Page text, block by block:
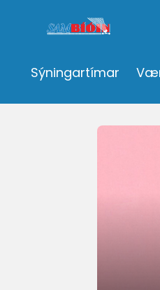
Sýningartímar